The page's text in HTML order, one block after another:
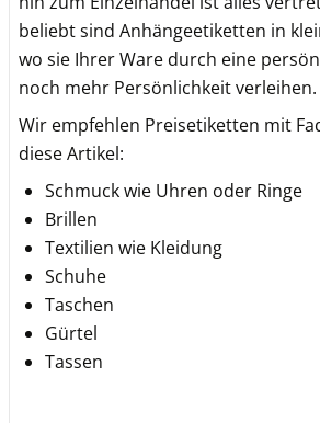
beliebt sind Anhängeetiketten in
wo sie Ihrer Ware durch eine
noch mehr Persönlichkeit verleihen.
Wir empfehlen Preisetiketten mit
diese Artikel:
Schmuck wie Uhren oder Ringe
Brillen
Textilien wie Kleidung
Schuhe
Taschen
Gürtel
Tassen